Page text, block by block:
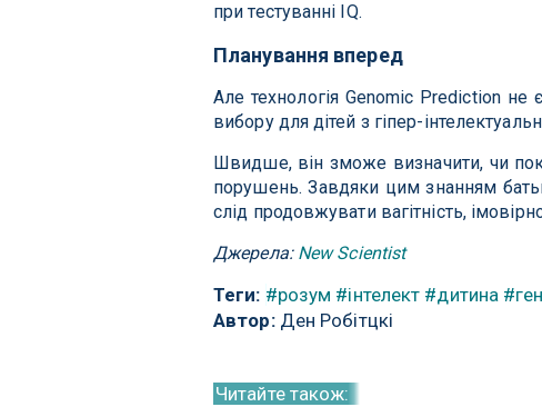
при тестуванні IQ.
Планування вперед
Але технологія Genomic Prediction
вибору для дітей з гіпер-
Швидше, він зможе визначити, чи
порушень. Завдяки цим знанням
слід продовжувати вагітність,
Джерела: New Scientist
Теги: #розум #інтелект #дитина
Автор:Ден Робітцкі
Читайте також: